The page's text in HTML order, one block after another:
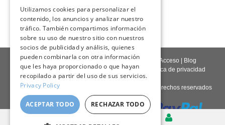
109,00 €
Contáctenos |Quienes somos|Calidad giclée Acceso | Blog
Política de entrega|Política de devoluciones Política de privacidad
Derechos de autor © 2026 - Todos los derechos reservados
GERMAN
FRENCH
SPANISH
Utilizamos cookies para personalizar el
contenido, los anuncios y analizar nuestro
tráfico. También compartimos información
sobre su uso de nuestro sitio con nuestros
socios de publicidad y análisis, quienes
pueden combinarla con otra información
que les haya proporcionado o que hayan
recopilado a partir del uso de sus servicios.
Privacy Policy
ACEPTAR TODO RECHAZAR TODO